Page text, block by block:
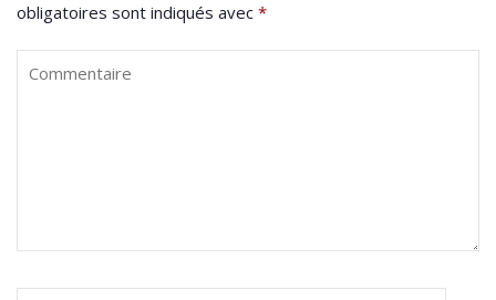
obligatoires sont indiqués avec *